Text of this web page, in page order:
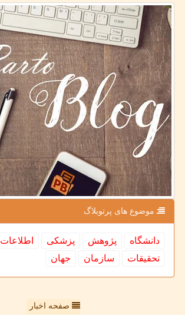
موضوع های پرتوبلاگ
دانشگاه پژوهش پزشكی اطلاعات
تحقیقات
سازمان جهان
صفحه اخبار